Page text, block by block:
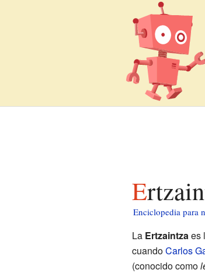
Enciclopedia para
La Ertzaintzaes
cuandoCarlos
(conocido como